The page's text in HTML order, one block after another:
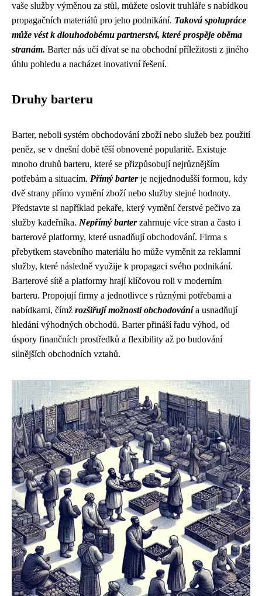
vaše služby výměnou za stůl, můžete oslovit truhláře s nabídkou
propagačních materiálů pro jeho podnikání. Taková spolupráce
může vést k dlouhodobému partnerství, které prospěje oběma
stranám. Barter nás učí dívat se na obchodní příležitosti z jiného
úhlu pohledu a nacházet inovativní řešení.
Druhy barteru
Barter, neboli systém obchodování zboží nebo služeb bez použití
peněz, se v dnešní době těší obnovené popularitě. Existuje
mnoho druhů barteru, které se přizpůsobují nejrůznějším
potřebám a situacím. Přímý barterje nejjednodušší formou, kdy
dvě strany přímo vymění zboží nebo služby stejné hodnoty.
Představte si například pekaře, který vymění čerstvé pečivo za
služby kadeřníka. Nepřímý barterzahrnuje více stran a často i
barterové platformy, které usnadňují obchodování. Firma s
přebytkem stavebního materiálu ho může vyměnit za reklamní
služby, které následně využije k propagaci svého podnikání.
Barterové sítě a platformy hrají klíčovou roli v moderním
barteru. Propojují firmy a jednotlivce s různými potřebami a
nabídkami, čímž rozšiřují možnosti obchodovánía usnadňují
hledání výhodných obchodů. Barter přináší řadu výhod, od
úspory finančních prostředků a flexibility až po budování
silnějších obchodních vztahů.